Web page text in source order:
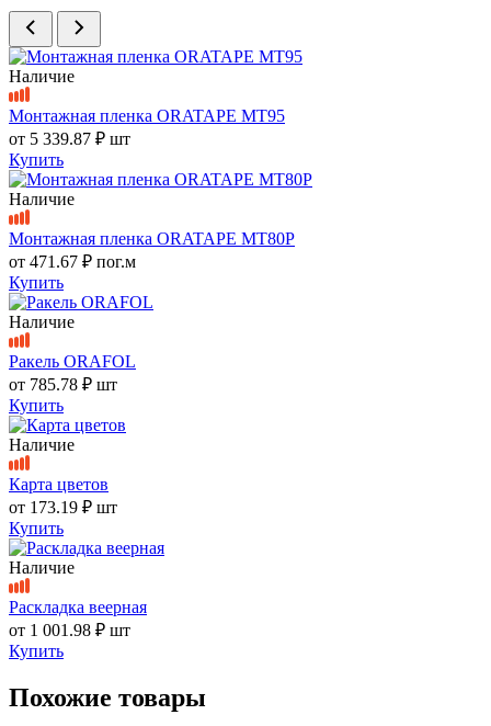
Наличие
Монтажная пленка ORATAPE MT95
от 5 339.87 ₽ шт
Купить
Наличие
Монтажная пленка ORATAPE MT80P
от 471.67 ₽ пог.м
Купить
Наличие
Ракель ORAFOL
от 785.78 ₽ шт
Купить
Наличие
Карта цветов
от 173.19 ₽ шт
Купить
Наличие
Раскладка веерная
от 1 001.98 ₽ шт
Купить
Похожие товары